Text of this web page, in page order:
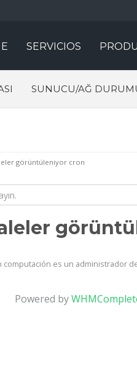
SERVICIOS
SUNUCU/AĞ
görüntüleniyor cron
es un administrador
Powered by